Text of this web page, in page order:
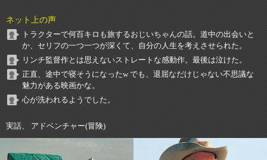
ネット上の声
トラクターで何百キロも旅するおじいちゃんの話。道中の出会いと
か、セリフの一つ一つが深くて、自分の人生を考えさせられた。
リンチ監督作とは思えないストレートな感動作。最後は泣けた。
正直、途中で寝そうになったw でも、退屈なだけじゃない不思議な
魅力がある映画かな。
心が洗われるようでした。
実話、 アドベンチャー(冒険)